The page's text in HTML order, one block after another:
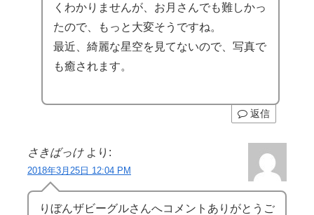
くわかりませんが、お月さんでも難しかっ
たので、もっと大変そうですね。
最近、綺麗な星空を見てないので、写真で
も癒されます。
返信
さきばっけ より:
2018年3月25日 12:04 PM
りぼんザビーグルさんへコメントありがとうご